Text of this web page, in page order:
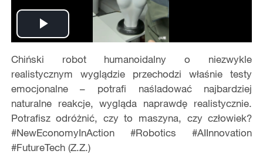
Play
Video
Chiński robot humanoidalny o niezwykle
realistycznym wyglądzie przechodzi właśnie testy
emocjonalne – potrafi naśladować najbardziej
naturalne reakcje, wygląda naprawdę realistycznie.
Potrafisz odróżnić, czy to maszyna, czy człowiek?
#NewEconomyInAction #Robotics #AIInnovation
#FutureTech (Z.Z.)